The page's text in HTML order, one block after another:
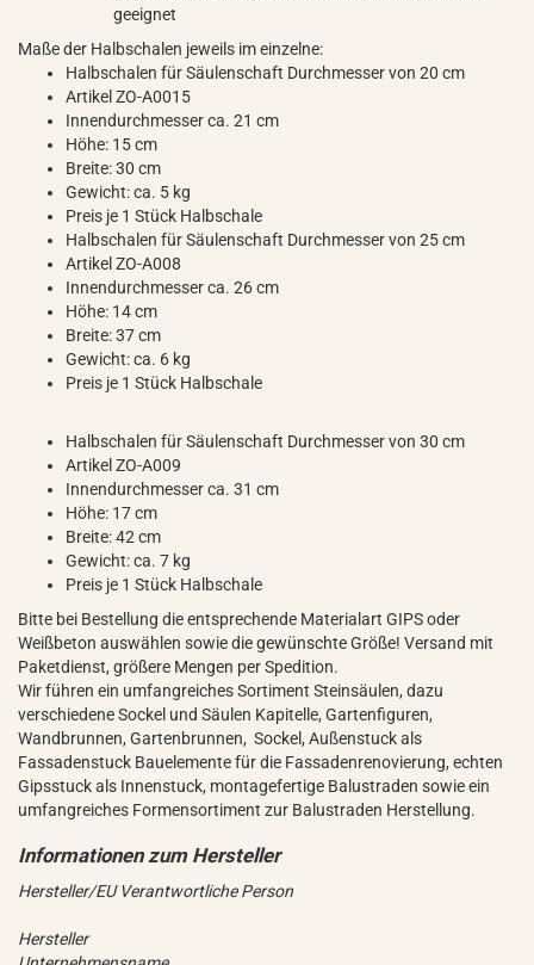
geeignet
Maße der Halbschalen jeweils im einzelne:
Halbschalen für Säulenschaft Durchmesser von 20 cm
Artikel ZO-A0015
Innendurchmesser ca. 21 cm
Höhe: 15 cm
Breite: 30 cm
Gewicht: ca. 5 kg
Preis je 1 Stück Halbschale
Halbschalen für Säulenschaft Durchmesser von 25 cm
Artikel ZO-A008
Innendurchmesser ca. 26 cm
Höhe: 14 cm
Breite: 37 cm
Gewicht: ca. 6 kg
Preis je 1 Stück Halbschale
Halbschalen für Säulenschaft Durchmesser von 30 cm
Artikel ZO-A009
Innendurchmesser ca. 31 cm
Höhe: 17 cm
Breite: 42 cm
Gewicht: ca. 7 kg
Preis je 1 Stück Halbschale
Bitte bei Bestellung die entsprechende Materialart GIPS oder
Weißbeton auswählen sowie die gewünschte Größe! Versand mit
Paketdienst, größere Mengen per Spedition.
Wir führen ein umfangreiches Sortiment Steinsäulen, dazu
verschiedene Sockel und Säulen Kapitelle, Gartenfiguren,
Wandbrunnen, Gartenbrunnen, Sockel, Außenstuck als
Fassadenstuck Bauelemente für die Fassadenrenovierung, echten
Gipsstuck als Innenstuck, montagefertige Balustraden sowie ein
umfangreiches Formensortiment zur Balustraden Herstellung.
Hersteller/EU Verantwortliche Person
Hersteller